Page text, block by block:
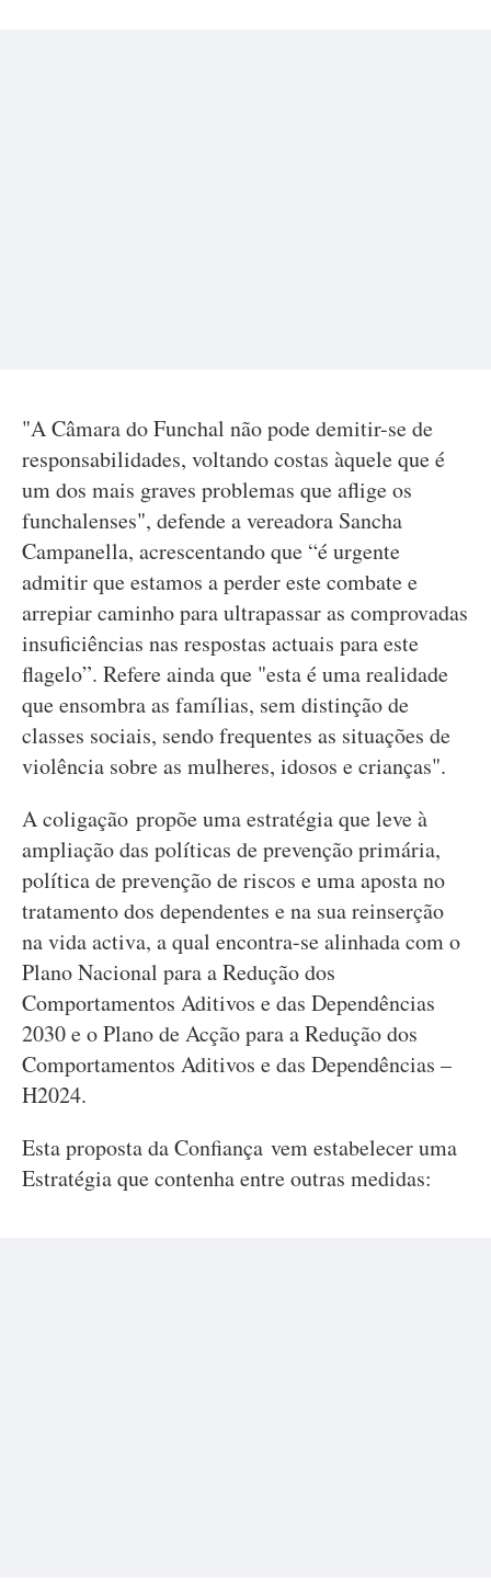
"A Câmara do Funchal não pode demitir-se de
responsabilidades, voltando costas àquele que é
um dos mais graves problemas que aflige os
funchalenses", defende a vereadora Sancha
Campanella, acrescentando que “é urgente
admitir que estamos a perder este combate e
arrepiar caminho para ultrapassar as comprovadas
insuficiências nas respostas actuais para este
flagelo”. Refere ainda que "esta é uma realidade
que ensombra as famílias, sem distinção de
classes sociais, sendo frequentes as situações de
violência sobre as mulheres, idosos e crianças".
A coligação propõe uma estratégia que leve à
ampliação das políticas de prevenção primária,
política de prevenção de riscos e uma aposta no
tratamento dos dependentes e na sua reinserção
na vida activa, a qual encontra-se alinhada com o
Plano Nacional para a Redução dos
Comportamentos Aditivos e das Dependências
2030 e o Plano de Acção para a Redução dos
Comportamentos Aditivos e das Dependências –
H2024.
Esta proposta da Confiança vem estabelecer uma
Estratégia que contenha entre outras medidas: